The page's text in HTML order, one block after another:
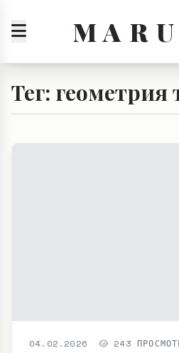
M A R U
Тег: геометрия
04.02.2026 243